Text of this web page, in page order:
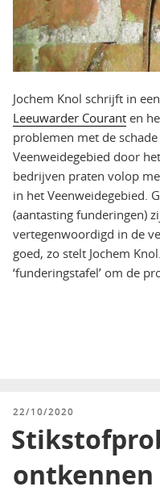
Jochem Knol schrijft in
Leeuwarder Courant en
problemen met de
Veenweidegebied door
bedrijven praten volop
in het Veenweidegebied.
(aantasting funderingen)
vertegenwoordigd in de
goed, zo stelt Jochem
‘funderingstafel’ om de
GEPLAATST
22/10/2020